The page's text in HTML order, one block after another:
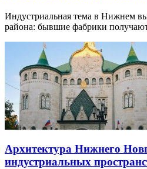
Индустриальная тема в Нижнем
района: бывшие фабрики
Архитектура Нижнего
индустриальных